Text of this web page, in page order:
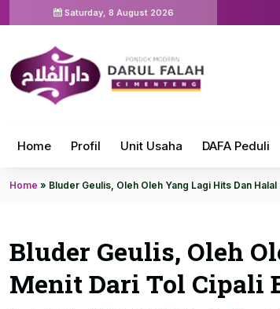
Saturday, 8 August 2026
Home Profil Unit Usaha DAFA Peduli
Home » Bluder Geulis, Oleh Oleh Yang Lagi Hits Dan
Bluder Geulis, Oleh
Menit Dari Tol Cipali